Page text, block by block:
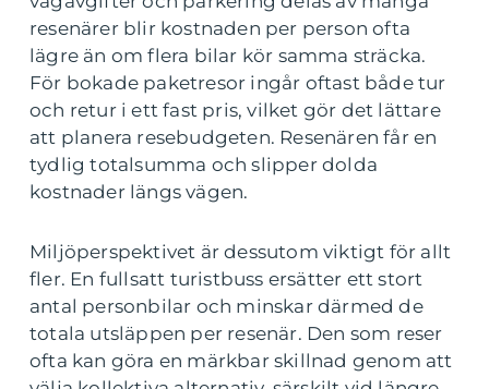
resenärer blir kostnaden per person ofta
lägre än om flera bilar kör samma sträcka.
För bokade paketresor ingår oftast både tur
och retur i ett fast pris, vilket gör det lättare
att planera resebudgeten. Resenären får en
tydlig totalsumma och slipper dolda
kostnader längs vägen.
Miljöperspektivet är dessutom viktigt för allt
fler. En fullsatt turistbuss ersätter ett stort
antal personbilar och minskar därmed de
totala utsläppen per resenär. Den som reser
ofta kan göra en märkbar skillnad genom att